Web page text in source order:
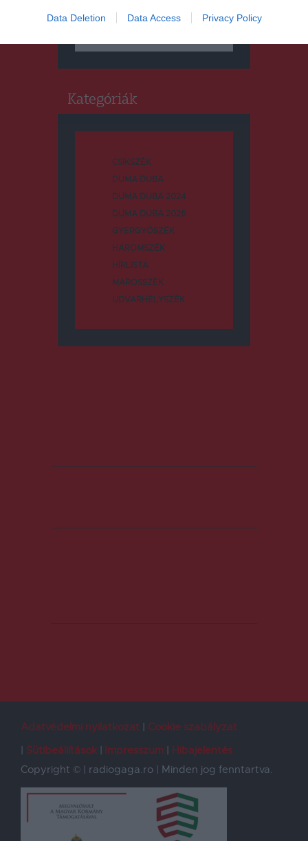
Data Deletion Data Access Privacy Policy
Kategóriák
CSÍKSZÉK
DUMA DUBA
DUMA DUBA 2024
DUMA DUBA 2026
GYERGYÓSZÉK
HÁROMSZÉK
HÍRLISTA
MAROSSZÉK
UDVARHELYSZÉK
Adatvédelmi nyilatkozat
Cookie szabályzat
Sütibeállítások
Impresszum
Hibajelentés
Copyright © | radiogaga.ro | Minden jog fenntartva.